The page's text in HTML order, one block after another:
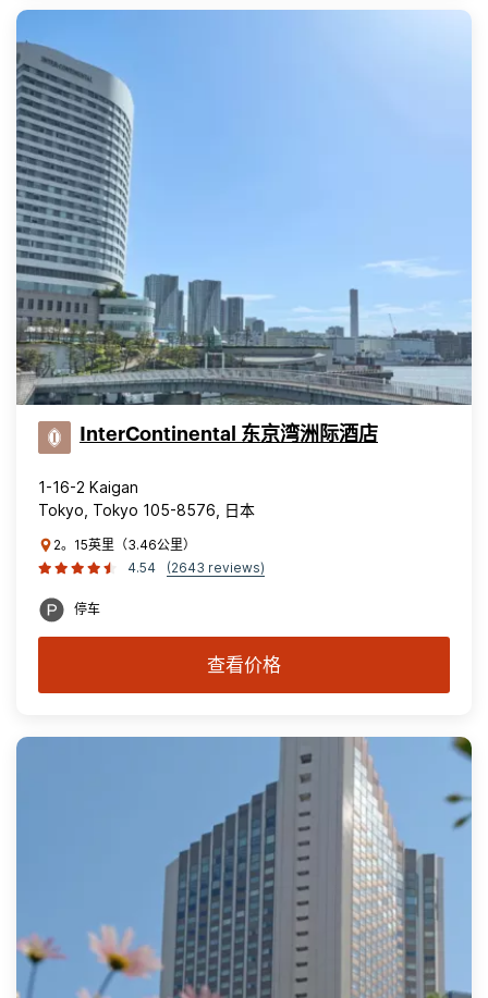
InterContinental 东京湾洲际酒店
1-16-2 Kaigan
Tokyo, Tokyo 105-8576, 日本
2。15英里（3.46公里）
4.54
(2643 reviews)
停车
查看价格